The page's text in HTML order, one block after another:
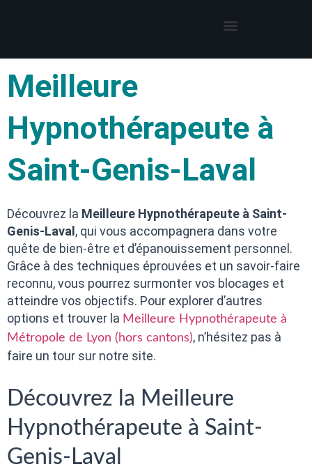
Meilleure
Hypnothérapeute à
Saint-Genis-Laval
Découvrez la Meilleure Hypnothérapeute à Saint-
Genis-Laval, qui vous accompagnera dans votre
quête de bien-être et d’épanouissement personnel.
Grâce à des techniques éprouvées et un savoir-faire
reconnu, vous pourrez surmonter vos blocages et
atteindre vos objectifs. Pour explorer d’autres
options et trouver la Meilleure Hypnothérapeute à
Métropole de Lyon (hors cantons), n’hésitez pas à
faire un tour sur notre site.
Découvrez la Meilleure
Hypnothérapeute à Saint-
Genis-Laval